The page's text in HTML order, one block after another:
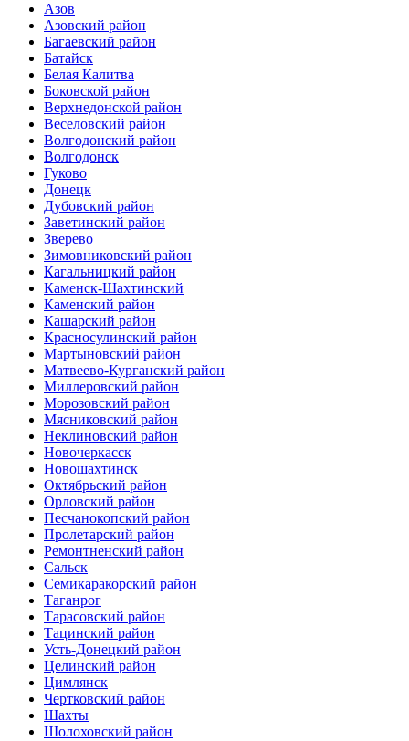
Азов
Азовский район
Багаевский район
Батайск
Белая Калитва
Боковской район
Верхнедонской район
Веселовский район
Волгодонский район
Волгодонск
Гуково
Донецк
Дубовский район
Заветинский район
Зверево
Зимовниковский район
Кагальницкий район
Каменск-Шахтинский
Каменский район
Кашарский район
Красносулинский район
Мартыновский район
Матвеево-Курганский район
Миллеровский район
Морозовский район
Мясниковский район
Неклиновский район
Новочеркасск
Новошахтинск
Октябрьский район
Орловский район
Песчанокопский район
Пролетарский район
Ремонтненский район
Сальск
Семикаракорский район
Таганрог
Тарасовский район
Тацинский район
Усть-Донецкий район
Целинский район
Цимлянск
Чертковский район
Шахты
Шолоховский район